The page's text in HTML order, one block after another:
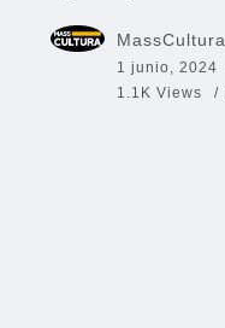
MassCultura
1 junio, 2024
1.1K Views